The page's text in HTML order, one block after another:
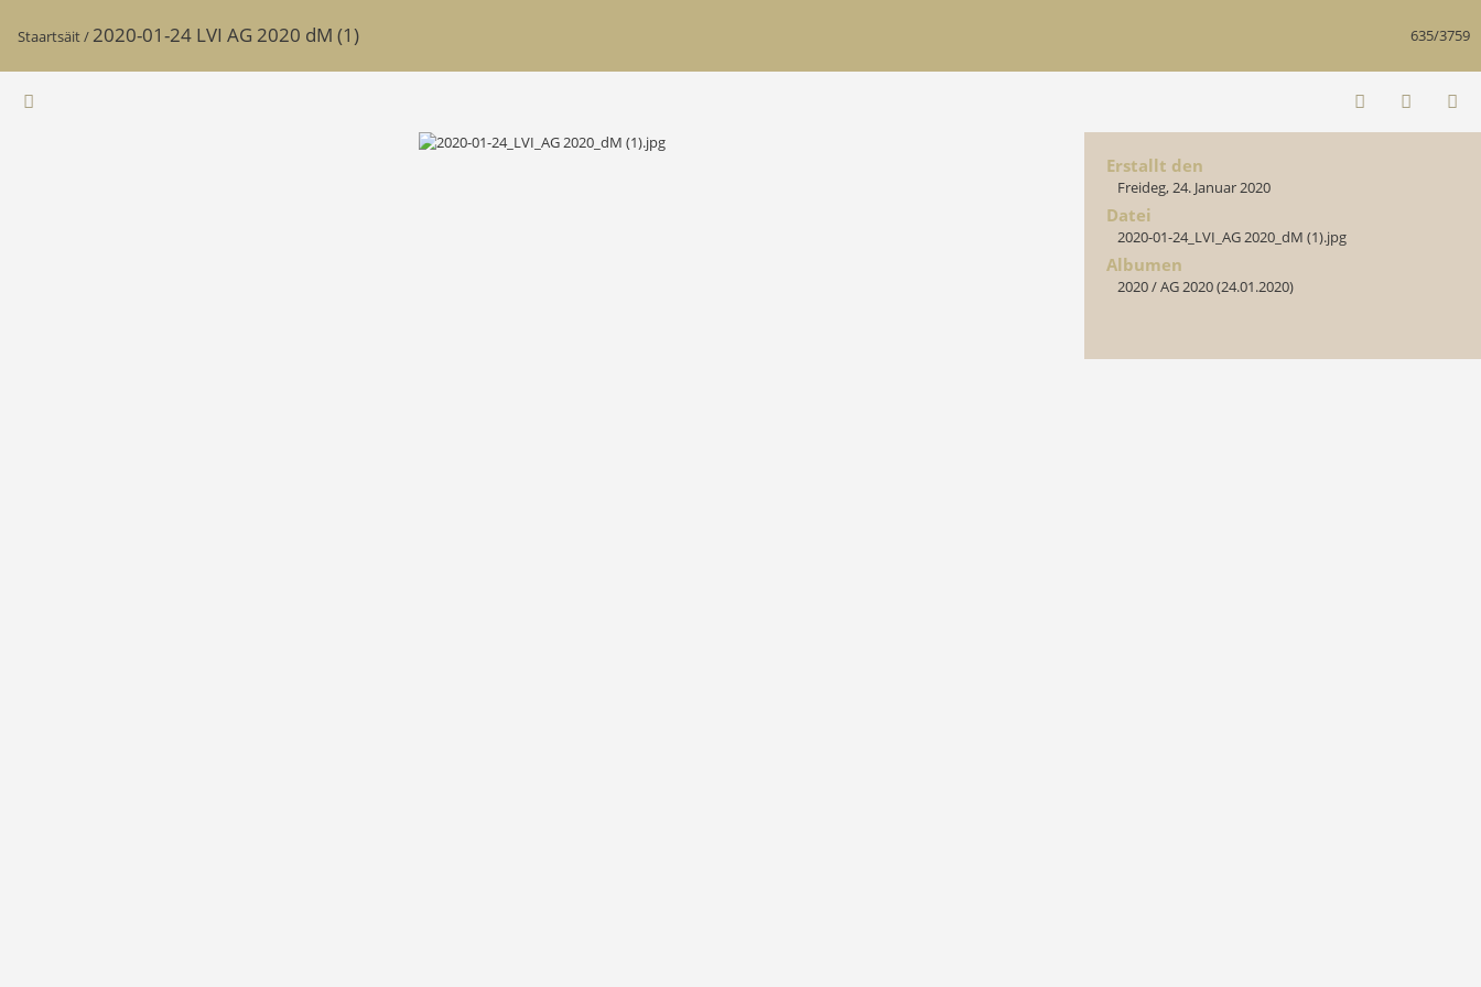
635/3759
Staartsäit/2020-01-24 LVI AG 2020 dM (1)
Erstallt den
Freideg, 24. Januar 2020
Datei
2020-01-24_LVI_AG 2020_dM (1).jpg
Albumen
2020/AG 2020 (24.01.2020)